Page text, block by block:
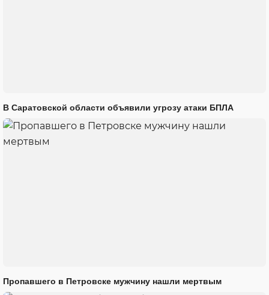
В Саратовской области объявили угрозу атаки БПЛА
Пропавшего в Петровске мужчину нашли мертвым